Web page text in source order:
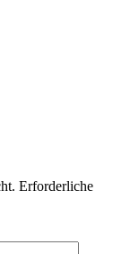
Erforderliche